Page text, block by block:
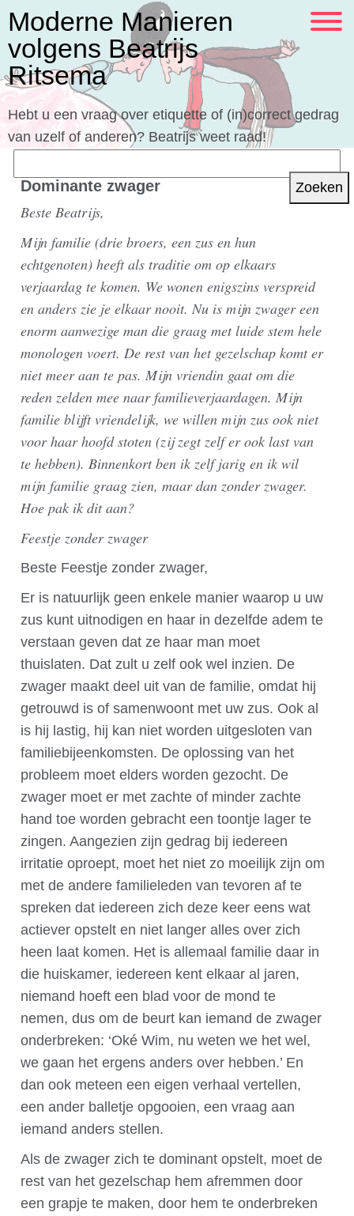
Moderne Manieren
volgens Beatrijs
Ritsema
Hebt u een vraag over etiquette of (in)correct gedrag
van uzelf of anderen? Beatrijs weet raad!
naar:Dominante zwager
Beste Beatrijs,
Mijn familie (drie broers, een zus en hun
echtgenoten) heeft als traditie om op elkaars
verjaardag te komen. We wonen enigszins verspreid
en anders zie je elkaar nooit. Nu is mijn zwager een
enorm aanwezige man die graag met luide stem hele
monologen voert. De rest van het gezelschap komt er
niet meer aan te pas. Mijn vriendin gaat om die
reden zelden mee naar familieverjaardagen. Mijn
familie blijft vriendelijk, we willen mijn zus ook niet
voor haar hoofd stoten (zij zegt zelf er ook last van
te hebben). Binnenkort ben ik zelf jarig en ik wil
mijn familie graag zien, maar dan zonder zwager.
Hoe pak ik dit aan?
Feestje zonder zwager
Beste Feestje zonder zwager,
Er is natuurlijk geen enkele manier waarop u uw
zus kunt uitnodigen en haar in dezelfde adem te
verstaan geven dat ze haar man moet
thuislaten. Dat zult u zelf ook wel inzien. De
zwager maakt deel uit van de familie, omdat hij
getrouwd is of samenwoont met uw zus. Ook al
is hij lastig, hij kan niet worden uitgesloten van
familiebijeenkomsten. De oplossing van het
probleem moet elders worden gezocht. De
zwager moet er met zachte of minder zachte
hand toe worden gebracht een toontje lager te
zingen. Aangezien zijn gedrag bij iedereen
irritatie oproept, moet het niet zo moeilijk zijn om
met de andere familieleden van tevoren af te
spreken dat iedereen zich deze keer eens wat
actiever opstelt en niet langer alles over zich
heen laat komen. Het is allemaal familie daar in
die huiskamer, iedereen kent elkaar al jaren,
niemand hoeft een blad voor de mond te
nemen, dus om de beurt kan iemand de zwager
onderbreken: ‘Oké Wim, nu weten we het wel,
we gaan het ergens anders over hebben.’ En
dan ook meteen een eigen verhaal vertellen,
een ander balletje opgooien, een vraag aan
iemand anders stellen.
Als de zwager zich te dominant opstelt, moet de
rest van het gezelschap hem afremmen door
een grapje te maken, door hem te onderbreken